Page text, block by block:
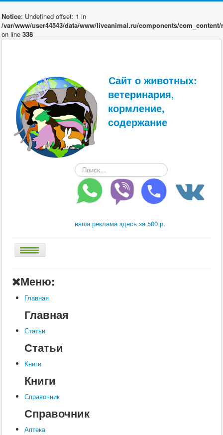
Notice: Undefined offset: 1 in
/var/www/user44543/data/www/liveanimal.ru/components/
on line 338
Сайт о животных:
ветеринария,
кормление,
содержание
Искать...
ваша реклама здесь за 500 р.
Книги
Услуги
Контакты
Шкатулки
Меню:
Главная
Главная
Статьи
Статьи
Книги
Книги
Справочник
Справочник
Аптека